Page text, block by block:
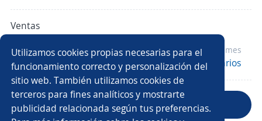
Ventas
Asistente comercial
S/. 1.790 al mes
7 Salarios
Anterior Siguiente
Utilizamos cookies propias necesarias para el
funcionamiento correcto y personalización del
sitio web. También utilizamos cookies de
terceros para fines analíticos y mostrarte
publicidad relacionada según tus preferencias.